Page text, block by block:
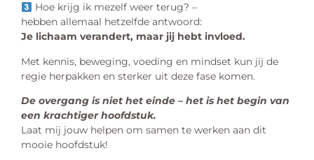
Hoe krijg ik mezelf weer terug? –
hebben allemaal hetzelfde antwoord:
Je lichaam verandert, maar jij hebt invloed.
Met kennis, beweging, voeding en mindset kun jij de
regie herpakken en sterker uit deze fase komen.
De overgang is niet het einde – het is het begin van
een krachtiger hoofdstuk.
Laat mij jouw helpen om samen te werken aan dit
mooie hoofdstuk!